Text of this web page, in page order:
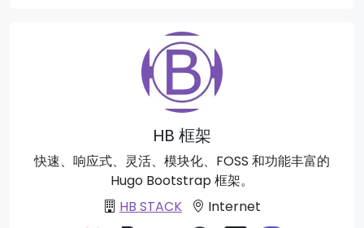
HB 框架
快速、响应式、灵活、模块化、FOSS 和功能丰富的
Hugo Bootstrap 框架。
HB STACK
Internet